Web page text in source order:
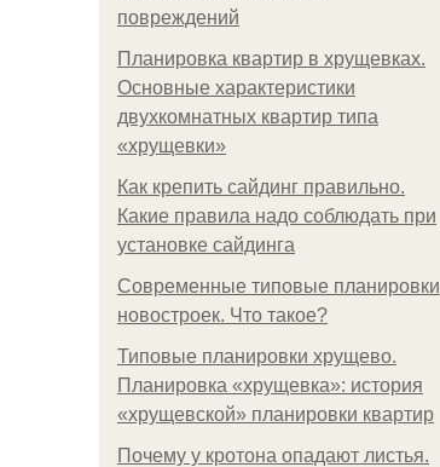
повреждений
Планировка квартир в хрущевках.
Основные характеристики
двухкомнатных квартир типа
«хрущевки»
Как крепить сайдинг правильно.
Какие правила надо соблюдать при
установке сайдинга
Современные типовые планировки
новостроек. Что такое?
Типовые планировки хрущево.
Планировка «хрущевка»: история
«хрущевской» планировки квартир
Почему у кротона опадают листья.